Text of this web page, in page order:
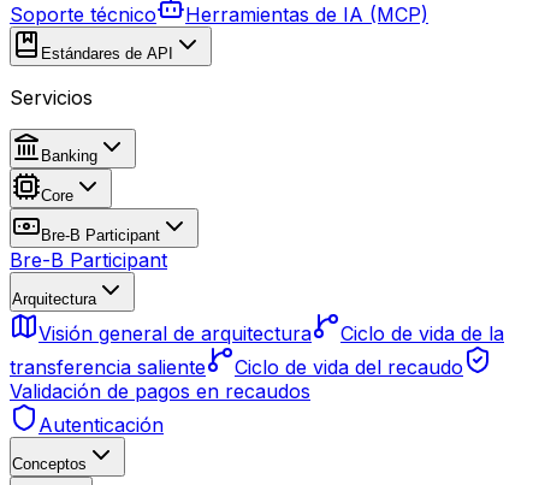
Soporte técnico
Herramientas de IA (MCP)
Estándares de API
Servicios
Banking
Core
Bre-B Participant
Bre-B Participant
Arquitectura
Visión general de arquitectura
Ciclo de vida de la
transferencia saliente
Ciclo de vida del recaudo
Validación de pagos en recaudos
Autenticación
Conceptos